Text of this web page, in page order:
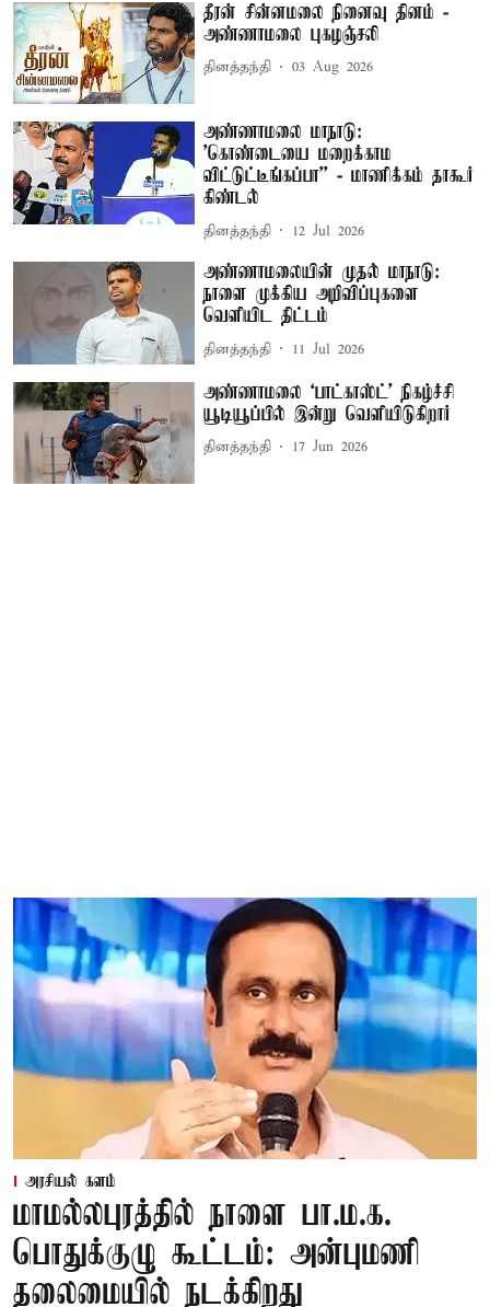
தீரன் சின்னமலை நினைவு தினம் -
அண்ணாமலை புகழஞ்சலி
தினத்தந்தி 03 Aug 2026
அண்ணாமலை மாநாடு:
'கொண்டையை மறைக்காம
விட்டுட்டீங்கப்பா'' - மாணிக்கம் தாகூர்
கிண்டல்
தினத்தந்தி 12 Jul 2026
அண்ணாமலையின் முதல் மாநாடு:
நாளை முக்கிய அறிவிப்புகளை
வெளியிட திட்டம்
தினத்தந்தி 11 Jul 2026
அண்ணாமலை ‘பாட்காஸ்ட்’ நிகழ்ச்சி
யூடியூப்பில் இன்று வெளியிடுகிறார்
தினத்தந்தி 17 Jun 2026
அரசியல் களம்
மாமல்லபுரத்தில் நாளை பா.ம.க.
பொதுக்குழு கூட்டம்: அன்புமணி
தலைமையில் நடக்கிறது